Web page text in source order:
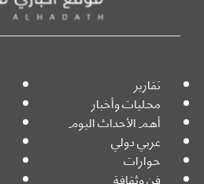
تقارير
محليات وأخبار
أهم الأحداث اليوم
عربي دولي
حوارات